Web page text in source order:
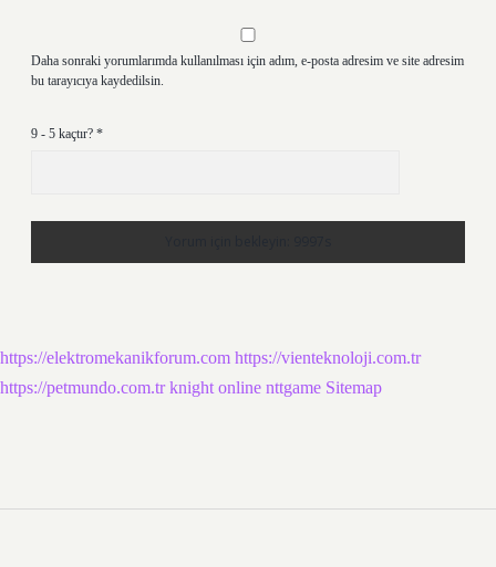
Daha sonraki yorumlarımda kullanılması için adım, e-posta adresim ve site adresim
bu tarayıcıya kaydedilsin.
9 - 5 kaçtır? *
https://elektromekanikforum.com https://vienteknoloji.com.tr
https://petmundo.com.tr knight online nttgame Sitemap